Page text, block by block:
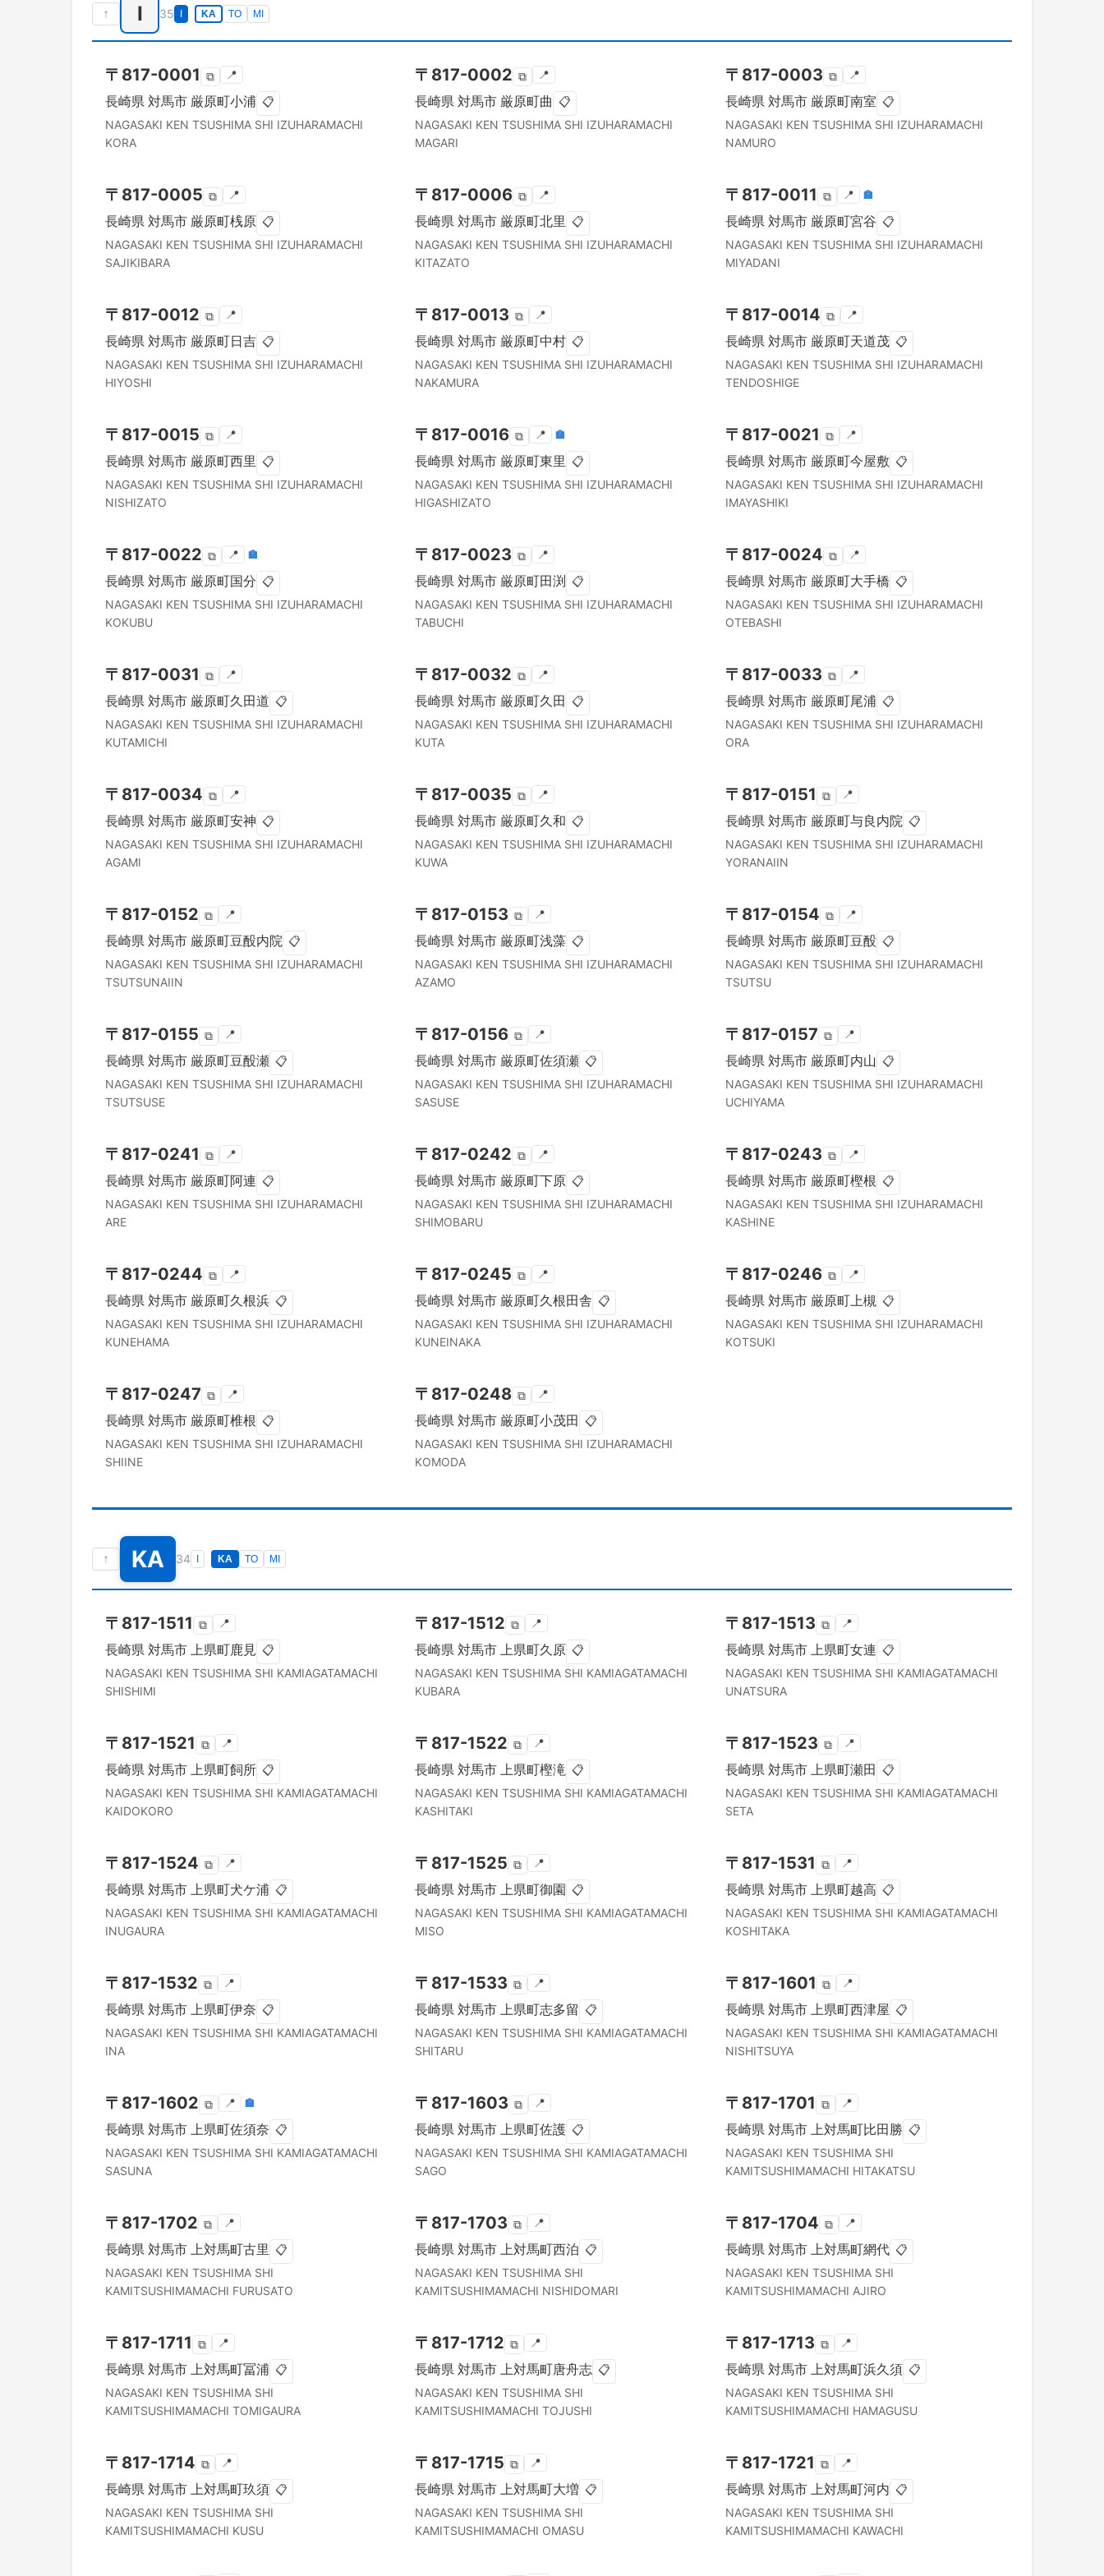
↑ I 35 KA TO MI
〒 817-0001 ⧉ 📍
長崎県 対馬市 厳原町小浦 📋
NAGASAKI KEN TSUSHIMA SHI IZUHARAMACHI
KORA
〒 817-0002 ⧉ 📍
長崎県 対馬市 厳原町曲 📋
NAGASAKI KEN TSUSHIMA SHI IZUHARAMACHI
MAGARI
〒 817-0003 ⧉ 📍
長崎県 対馬市 厳原町南室 📋
NAGASAKI KEN TSUSHIMA SHI IZUHARAMACHI
NAMURO
〒 817-0005 ⧉ 📍
長崎県 対馬市 厳原町桟原 📋
NAGASAKI KEN TSUSHIMA SHI IZUHARAMACHI
SAJIKIBARA
〒 817-0006 ⧉ 📍
長崎県 対馬市 厳原町北里 📋
NAGASAKI KEN TSUSHIMA SHI IZUHARAMACHI
KITAZATO
〒 817-0011 ⧉ 📍 🏣
長崎県 対馬市 厳原町宮谷 📋
NAGASAKI KEN TSUSHIMA SHI IZUHARAMACHI
MIYADANI
〒 817-0012 ⧉ 📍
長崎県 対馬市 厳原町日吉 📋
NAGASAKI KEN TSUSHIMA SHI IZUHARAMACHI
HIYOSHI
〒 817-0013 ⧉ 📍
長崎県 対馬市 厳原町中村 📋
NAGASAKI KEN TSUSHIMA SHI IZUHARAMACHI
NAKAMURA
〒 817-0014 ⧉ 📍
長崎県 対馬市 厳原町天道茂 📋
NAGASAKI KEN TSUSHIMA SHI IZUHARAMACHI
TENDOSHIGE
〒 817-0015 ⧉ 📍
長崎県 対馬市 厳原町西里 📋
NAGASAKI KEN TSUSHIMA SHI IZUHARAMACHI
NISHIZATO
〒 817-0016 ⧉ 📍 🏣
長崎県 対馬市 厳原町東里 📋
NAGASAKI KEN TSUSHIMA SHI IZUHARAMACHI
HIGASHIZATO
〒 817-0021 ⧉ 📍
長崎県 対馬市 厳原町今屋敷 📋
NAGASAKI KEN TSUSHIMA SHI IZUHARAMACHI
IMAYASHIKI
〒 817-0022 ⧉ 📍 🏣
長崎県 対馬市 厳原町国分 📋
NAGASAKI KEN TSUSHIMA SHI IZUHARAMACHI
KOKUBU
〒 817-0023 ⧉ 📍
長崎県 対馬市 厳原町田渕 📋
NAGASAKI KEN TSUSHIMA SHI IZUHARAMACHI
TABUCHI
〒 817-0024 ⧉ 📍
長崎県 対馬市 厳原町大手橋 📋
NAGASAKI KEN TSUSHIMA SHI IZUHARAMACHI
OTEBASHI
〒 817-0031 ⧉ 📍
長崎県 対馬市 厳原町久田道 📋
NAGASAKI KEN TSUSHIMA SHI IZUHARAMACHI
KUTAMICHI
〒 817-0032 ⧉ 📍
長崎県 対馬市 厳原町久田 📋
NAGASAKI KEN TSUSHIMA SHI IZUHARAMACHI
KUTA
〒 817-0033 ⧉ 📍
長崎県 対馬市 厳原町尾浦 📋
NAGASAKI KEN TSUSHIMA SHI IZUHARAMACHI
ORA
〒 817-0034 ⧉ 📍
長崎県 対馬市 厳原町安神 📋
NAGASAKI KEN TSUSHIMA SHI IZUHARAMACHI
AGAMI
〒 817-0035 ⧉ 📍
長崎県 対馬市 厳原町久和 📋
NAGASAKI KEN TSUSHIMA SHI IZUHARAMACHI
KUWA
〒 817-0151 ⧉ 📍
長崎県 対馬市 厳原町与良内院 📋
NAGASAKI KEN TSUSHIMA SHI IZUHARAMACHI
YORANAIIN
〒 817-0152 ⧉ 📍
長崎県 対馬市 厳原町豆酘内院 📋
NAGASAKI KEN TSUSHIMA SHI IZUHARAMACHI
TSUTSUNAIIN
〒 817-0153 ⧉ 📍
長崎県 対馬市 厳原町浅藻 📋
NAGASAKI KEN TSUSHIMA SHI IZUHARAMACHI
AZAMO
〒 817-0154 ⧉ 📍
長崎県 対馬市 厳原町豆酘 📋
NAGASAKI KEN TSUSHIMA SHI IZUHARAMACHI
TSUTSU
〒 817-0155 ⧉ 📍
長崎県 対馬市 厳原町豆酘瀬 📋
NAGASAKI KEN TSUSHIMA SHI IZUHARAMACHI
TSUTSUSE
〒 817-0156 ⧉ 📍
長崎県 対馬市 厳原町佐須瀬 📋
NAGASAKI KEN TSUSHIMA SHI IZUHARAMACHI
SASUSE
〒 817-0157 ⧉ 📍
長崎県 対馬市 厳原町内山 📋
NAGASAKI KEN TSUSHIMA SHI IZUHARAMACHI
UCHIYAMA
〒 817-0241 ⧉ 📍
長崎県 対馬市 厳原町阿連 📋
NAGASAKI KEN TSUSHIMA SHI IZUHARAMACHI
ARE
〒 817-0242 ⧉ 📍
長崎県 対馬市 厳原町下原 📋
NAGASAKI KEN TSUSHIMA SHI IZUHARAMACHI
SHIMOBARU
〒 817-0243 ⧉ 📍
長崎県 対馬市 厳原町樫根 📋
NAGASAKI KEN TSUSHIMA SHI IZUHARAMACHI
KASHINE
〒 817-0244 ⧉ 📍
長崎県 対馬市 厳原町久根浜 📋
NAGASAKI KEN TSUSHIMA SHI IZUHARAMACHI
KUNEHAMA
〒 817-0245 ⧉ 📍
長崎県 対馬市 厳原町久根田舎 📋
NAGASAKI KEN TSUSHIMA SHI IZUHARAMACHI
KUNEINAKA
〒 817-0246 ⧉ 📍
長崎県 対馬市 厳原町上槻 📋
NAGASAKI KEN TSUSHIMA SHI IZUHARAMACHI
KOTSUKI
〒 817-0247 ⧉ 📍
長崎県 対馬市 厳原町椎根 📋
NAGASAKI KEN TSUSHIMA SHI IZUHARAMACHI
SHIINE
〒 817-0248 ⧉ 📍
長崎県 対馬市 厳原町小茂田 📋
NAGASAKI KEN TSUSHIMA SHI IZUHARAMACHI
KOMODA
↑ KA 34 KA TO MI
〒 817-1511 ⧉ 📍
長崎県 対馬市 上県町鹿見 📋
NAGASAKI KEN TSUSHIMA SHI KAMIAGATAMACHI
SHISHIMI
〒 817-1512 ⧉ 📍
長崎県 対馬市 上県町久原 📋
NAGASAKI KEN TSUSHIMA SHI KAMIAGATAMACHI
KUBARA
〒 817-1513 ⧉ 📍
長崎県 対馬市 上県町女連 📋
NAGASAKI KEN TSUSHIMA SHI KAMIAGATAMACHI
UNATSURA
〒 817-1521 ⧉ 📍
長崎県 対馬市 上県町飼所 📋
NAGASAKI KEN TSUSHIMA SHI KAMIAGATAMACHI
KAIDOKORO
〒 817-1522 ⧉ 📍
長崎県 対馬市 上県町樫滝 📋
NAGASAKI KEN TSUSHIMA SHI KAMIAGATAMACHI
KASHITAKI
〒 817-1523 ⧉ 📍
長崎県 対馬市 上県町瀬田 📋
NAGASAKI KEN TSUSHIMA SHI KAMIAGATAMACHI
SETA
〒 817-1524 ⧉ 📍
長崎県 対馬市 上県町犬ケ浦 📋
NAGASAKI KEN TSUSHIMA SHI KAMIAGATAMACHI
INUGAURA
〒 817-1525 ⧉ 📍
長崎県 対馬市 上県町御園 📋
NAGASAKI KEN TSUSHIMA SHI KAMIAGATAMACHI
MISO
〒 817-1531 ⧉ 📍
長崎県 対馬市 上県町越高 📋
NAGASAKI KEN TSUSHIMA SHI KAMIAGATAMACHI
KOSHITAKA
〒 817-1532 ⧉ 📍
長崎県 対馬市 上県町伊奈 📋
NAGASAKI KEN TSUSHIMA SHI KAMIAGATAMACHI
INA
〒 817-1533 ⧉ 📍
長崎県 対馬市 上県町志多留 📋
NAGASAKI KEN TSUSHIMA SHI KAMIAGATAMACHI
SHITARU
〒 817-1601 ⧉ 📍
長崎県 対馬市 上県町西津屋 📋
NAGASAKI KEN TSUSHIMA SHI KAMIAGATAMACHI
NISHITSUYA
〒 817-1602 ⧉ 📍 🏣
長崎県 対馬市 上県町佐須奈 📋
NAGASAKI KEN TSUSHIMA SHI KAMIAGATAMACHI
SASUNA
〒 817-1603 ⧉ 📍
長崎県 対馬市 上県町佐護 📋
NAGASAKI KEN TSUSHIMA SHI KAMIAGATAMACHI
SAGO
〒 817-1701 ⧉ 📍
長崎県 対馬市 上対馬町比田勝 📋
NAGASAKI KEN TSUSHIMA SHI
KAMITSUSHIMAMACHI HITAKATSU
〒 817-1702 ⧉ 📍
長崎県 対馬市 上対馬町古里 📋
NAGASAKI KEN TSUSHIMA SHI
KAMITSUSHIMAMACHI FURUSATO
〒 817-1703 ⧉ 📍
長崎県 対馬市 上対馬町西泊 📋
NAGASAKI KEN TSUSHIMA SHI
KAMITSUSHIMAMACHI NISHIDOMARI
〒 817-1704 ⧉ 📍
長崎県 対馬市 上対馬町網代 📋
NAGASAKI KEN TSUSHIMA SHI
KAMITSUSHIMAMACHI AJIRO
〒 817-1711 ⧉ 📍
長崎県 対馬市 上対馬町冨浦 📋
NAGASAKI KEN TSUSHIMA SHI
KAMITSUSHIMAMACHI TOMIGAURA
〒 817-1712 ⧉ 📍
長崎県 対馬市 上対馬町唐舟志 📋
NAGASAKI KEN TSUSHIMA SHI
KAMITSUSHIMAMACHI TOJUSHI
〒 817-1713 ⧉ 📍
長崎県 対馬市 上対馬町浜久須 📋
NAGASAKI KEN TSUSHIMA SHI
KAMITSUSHIMAMACHI HAMAGUSU
〒 817-1714 ⧉ 📍
長崎県 対馬市 上対馬町玖須 📋
NAGASAKI KEN TSUSHIMA SHI
KAMITSUSHIMAMACHI KUSU
〒 817-1715 ⧉ 📍
長崎県 対馬市 上対馬町大増 📋
NAGASAKI KEN TSUSHIMA SHI
KAMITSUSHIMAMACHI OMASU
〒 817-1721 ⧉ 📍
長崎県 対馬市 上対馬町河内 📋
NAGASAKI KEN TSUSHIMA SHI
KAMITSUSHIMAMACHI KAWACHI